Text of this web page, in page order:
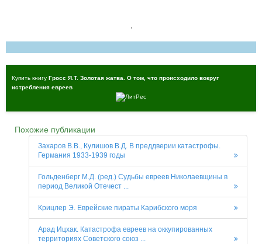
,
Купить книгу Гросс Я.Т. Золотая жатва. О том, что происходило вокруг
истребления евреев
Похожие публикации
Захаров В.В., Кулишов В.Д. В преддверии катастрофы.
Германия 1933-1939 годы
Гольденберг М.Д. (ред.) Судьбы евреев Николаевщины в
период Великой Отечест ...
Крицлер Э. Еврейские пираты Карибского моря
Арад Ицхак. Катастрофа евреев на оккупированных
территориях Советского союз ...